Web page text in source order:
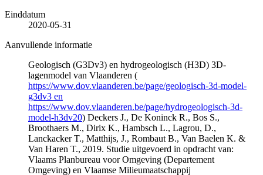
Einddatum
2020-05-31
Aanvullende informatie
Geologisch (G3Dv3) en hydrogeologisch (H3D) 3D-
lagenmodel van Vlaanderen (
https://www.dov.vlaanderen.be/page/geologisch-3d-model-
g3dv3 en
https://www.dov.vlaanderen.be/page/hydrogeologisch-3d-
model-h3dv20) Deckers J., De Koninck R., Bos S.,
Broothaers M., Dirix K., Hambsch L., Lagrou, D.,
Lanckacker T., Matthijs, J., Rombaut B., Van Baelen K. &
Van Haren T., 2019. Studie uitgevoerd in opdracht van:
Vlaams Planbureau voor Omgeving (Departement
Omgeving) en Vlaamse Milieumaatschappij